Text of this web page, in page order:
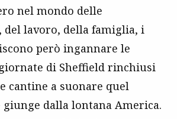
nel mondo delle
del lavoro, della famiglia, i
però ingannare le
di Sheffield rinchiusi
cantine a suonare quel
giunge dalla lontana America.